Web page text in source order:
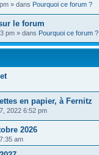
» dans Pourquoi ce forum ?
le forum
pm » dans Pourquoi ce forum ?
en papier, à Fernitz
2022 6:52 pm
2026
am